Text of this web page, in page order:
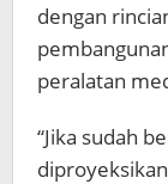
dengan
peralatan
“Jika sudah